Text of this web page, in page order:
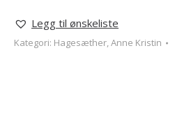
Legg til ønskeliste
Kategori: Hagesæther, Anne Kristin